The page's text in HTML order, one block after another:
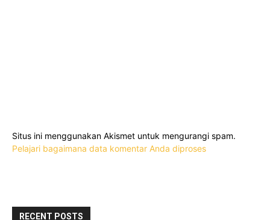
Situs ini menggunakan Akismet untuk mengurangi spam.
Pelajari bagaimana data komentar Anda diproses
RECENT POSTS